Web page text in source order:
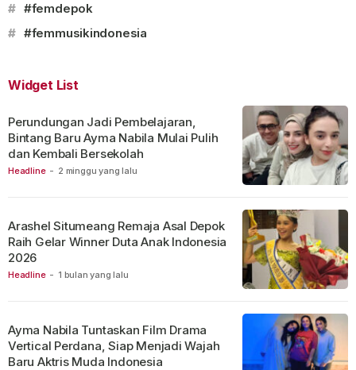
# #femdepok
# #femmusikindonesia
Widget List
Headline - 2 minggu yang lalu
Perundungan Jadi Pembelajaran,
Bintang Baru Ayma Nabila Mulai Pulih
dan Kembali Bersekolah
Headline - 1 bulan yang lalu
Arashel Situmeang Remaja Asal Depok
Raih Gelar Winner Duta Anak Indonesia
2026
Ayma Nabila Tuntaskan Film Drama
Vertical Perdana, Siap Menjadi Wajah
Baru Aktris Muda Indonesia